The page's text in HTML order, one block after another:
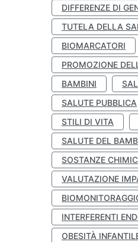
DIFFERENZE DI
TUTELA DELLA
BIOMARCATORI
PROMOZIONE
BAMBINI
SALUTE PUBBLICA
STILI DI VITA
SALUTE DEL
SOSTANZE
VALUTAZIONE
INTERFERENTI
OBESITÀ